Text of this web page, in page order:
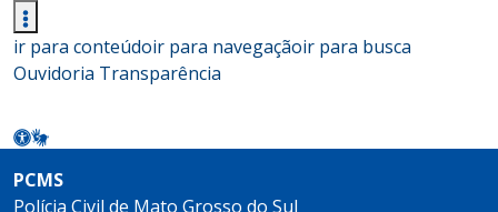
ir para conteúdoir para navegaçãoir para busca
Ouvidoria Transparência
PCMS
Polícia Civil de Mato Grosso do Sul